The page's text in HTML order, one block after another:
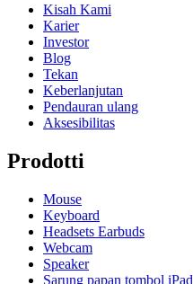
Kisah Kami
Karier
Investor
Blog
Tekan
Keberlanjutan
Pendauran ulang
Aksesibilitas
Prodotti
Mouse
Keyboard
Headsets Earbuds
Webcam
Speaker
Sarung papan tombol iPad